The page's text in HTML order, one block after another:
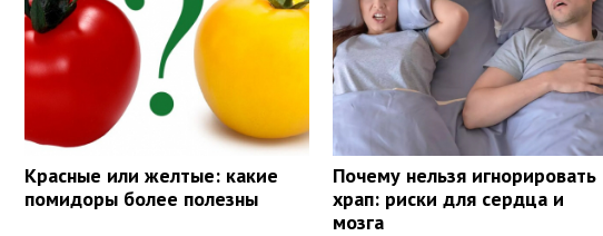
Красные или желтые: какие
помидоры более полезны
Почему нельзя игнорировать
храп: риски для сердца и
мозга